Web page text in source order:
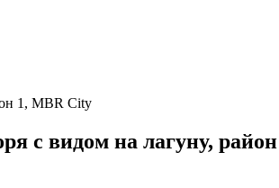
1, MBR City
с видом на лагуну,